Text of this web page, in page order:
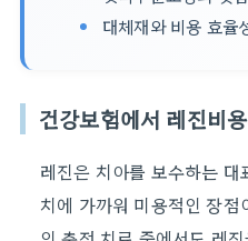
대체재와 비용 효율
건강보험에서 레진비
레진은 치아를 보수하는
치에 가까워 미용적인 장